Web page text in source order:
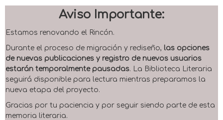
Aviso Importante:
Estamos renovando el Rincón.
Durante el proceso de migración y rediseño, las opciones
de nuevas publicaciones y registro de nuevos usuarios
estarán temporalmente pausadas. La Biblioteca Literaria
seguirá disponible para lectura mientras preparamos la
nueva etapa del proyecto.
Gracias por tu paciencia y por seguir siendo parte de esta
memoria literaria.